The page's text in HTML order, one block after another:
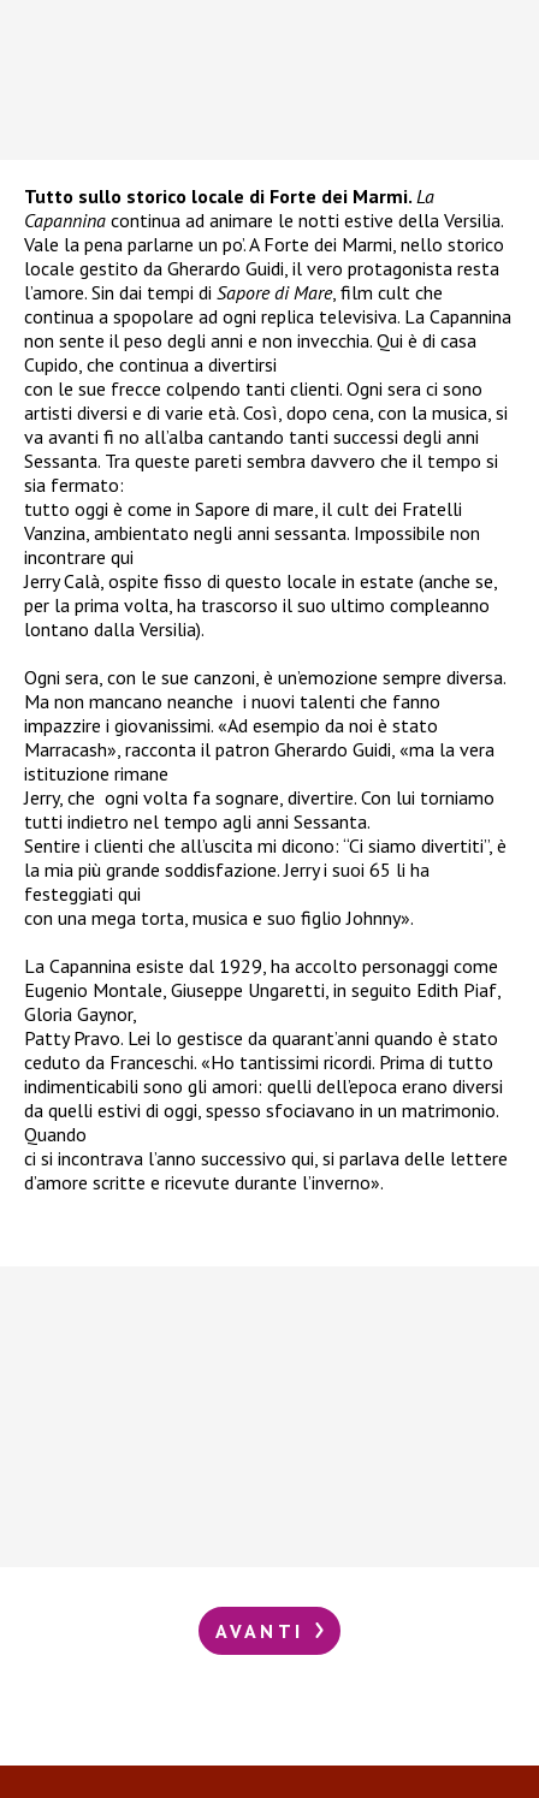
Tutto sullo storico locale di Forte dei Marmi. La
Capannina continua ad animare le notti estive della Versilia.
Vale la pena parlarne un po’. A Forte dei Marmi, nello storico
locale gestito da Gherardo Guidi, il vero protagonista resta
l’amore. Sin dai tempi di Sapore di Mare, film cult che
continua a spopolare ad ogni replica televisiva. La Capannina
non sente il peso degli anni e non invecchia. Qui è di casa
Cupido, che continua a divertirsi
con le sue frecce colpendo tanti clienti. Ogni sera ci sono
artisti diversi e di varie età. Così, dopo cena, con la musica, si
va avanti fi no all’alba cantando tanti successi degli anni
Sessanta. Tra queste pareti sembra davvero che il tempo si
sia fermato:
tutto oggi è come in Sapore di mare, il cult dei Fratelli
Vanzina, ambientato negli anni sessanta. Impossibile non
incontrare qui
Jerry Calà, ospite fisso di questo locale in estate (anche se,
per la prima volta, ha trascorso il suo ultimo compleanno
lontano dalla Versilia).
Ogni sera, con le sue canzoni, è un’emozione sempre diversa.
Ma non mancano neanche i nuovi talenti che fanno
impazzire i giovanissimi. «Ad esempio da noi è stato
Marracash», racconta il patron Gherardo Guidi, «ma la vera
istituzione rimane
Jerry, che ogni volta fa sognare, divertire. Con lui torniamo
tutti indietro nel tempo agli anni Sessanta.
Sentire i clienti che all’uscita mi dicono: “Ci siamo divertiti”, è
la mia più grande soddisfazione. Jerry i suoi 65 li ha
festeggiati qui
con una mega torta, musica e suo figlio Johnny».
La Capannina esiste dal 1929, ha accolto personaggi come
Eugenio Montale, Giuseppe Ungaretti, in seguito Edith Piaf,
Gloria Gaynor,
Patty Pravo. Lei lo gestisce da quarant’anni quando è stato
ceduto da Franceschi. «Ho tantissimi ricordi. Prima di tutto
indimenticabili sono gli amori: quelli dell’epoca erano diversi
da quelli estivi di oggi, spesso sfociavano in un matrimonio.
Quando
ci si incontrava l’anno successivo qui, si parlava delle lettere
d’amore scritte e ricevute durante l’inverno».
AVANTI